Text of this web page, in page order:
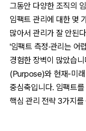
그동안 다양한 조직의
임팩트 관리에 대한 몇
많아서 관리가 잘 안된
'임팩트 측정·관리는 어
경험한 장벽이 많았습
(Purpose)와 현재-미
중심축입니다. 임팩트
핵심 관리 전략 3가지